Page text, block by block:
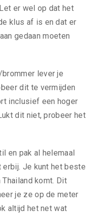
er wel op dat het
klus af is en dat er
gedaan moeten
lever je
dit te vermijden
inclusief een hoger
dit niet, probeer het
en pak al helemaal
erbij. Je kunt het beste
komt. Dit
je ze op de meter
altijd het net wat